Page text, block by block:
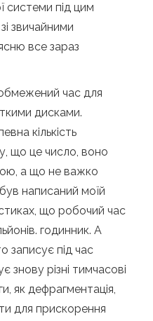
системи під цим
звичайними
все зараз
час для
дисками.
кількість
що це число, воно
а що не важко
написаний моїй
що робочий час
годинник. А
записує під час
знову різні тимчасові
як дефрагментація,
для прискорення